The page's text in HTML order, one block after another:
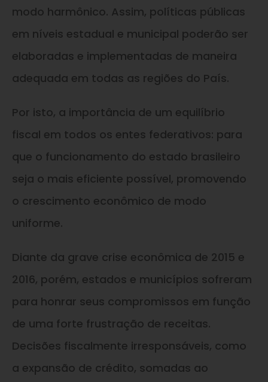
modo harmônico. Assim, políticas públicas
em níveis estadual e municipal poderão ser
elaboradas e implementadas de maneira
adequada em todas as regiões do País.
Por isto, a importância de um equilíbrio
fiscal em todos os entes federativos: para
que o funcionamento do estado brasileiro
seja o mais eficiente possível, promovendo
o crescimento econômico de modo
uniforme.
Diante da grave crise econômica de 2015 e
2016, porém, estados e municípios sofreram
para honrar seus compromissos em função
de uma forte frustração de receitas.
Decisões fiscalmente irresponsáveis, como
a expansão de crédito, somadas ao